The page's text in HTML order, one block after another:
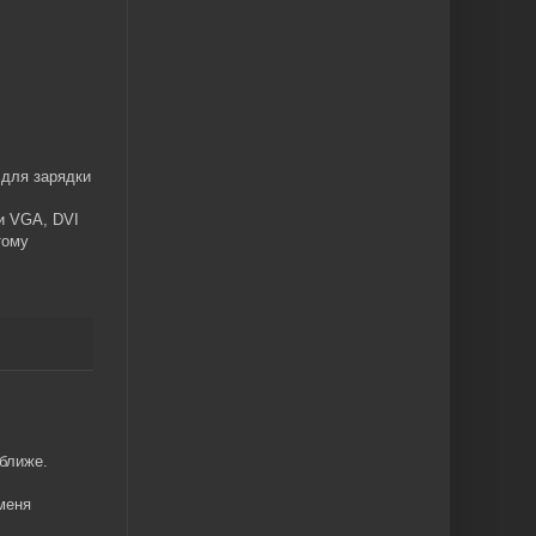
зарядки
VGA, DVI